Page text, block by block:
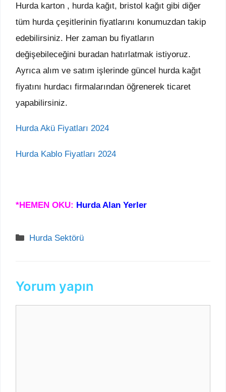
Hurda karton , hurda kağıt, bristol kağıt gibi diğer
tüm hurda çeşitlerinin fiyatlarını konumuzdan takip
edebilirsiniz. Her zaman bu fiyatların
değişebileceğini buradan hatırlatmak istiyoruz.
Ayrıca alım ve satım işlerinde güncel hurda kağıt
fiyatını hurdacı firmalarından öğrenerek ticaret
yapabilirsiniz.
Hurda Akü Fiyatları 2024
Hurda Kablo Fiyatları 2024
*HEMEN OKU: Hurda Alan Yerler
Kategoriler
Hurda Sektörü
Yorum yapın